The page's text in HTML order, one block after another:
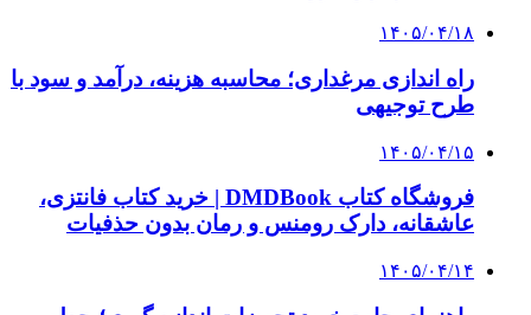
۱۴۰۵/۰۴/۱۸
راه اندازی مرغداری؛ محاسبه هزینه، درآمد و سود با
طرح توجیهی
۱۴۰۵/۰۴/۱۵
فروشگاه کتاب DMDBook | خرید کتاب فانتزی،
عاشقانه، دارک رومنس و رمان بدون حذفیات
۱۴۰۵/۰۴/۱۴